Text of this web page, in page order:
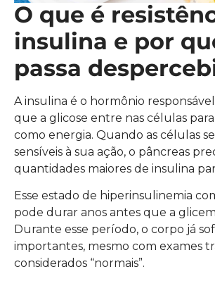
O que é
insulina e por
passa
A insulina é o hormônio
que a glicose entre nas células
como energia. Quando as células
sensíveis à sua ação, o pâncreas
quantidades maiores de insulina
Esse estado de hiperinsulinemia
pode durar anos antes que a
Durante esse período, o corpo já
importantes, mesmo com exames
considerados “normais”.